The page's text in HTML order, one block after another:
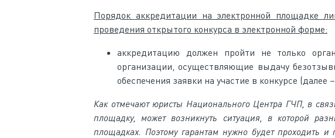
Порядок аккредитации на электронной площадке
проведения открытого конкурса в электронной форме:
аккредитацию должен пройти не только
организации, осуществляющие выдачу
обеспечения заявки на участие в конкурсе (далее
Как отмечают юристы Национального Центра ГЧП, в
площадку, может возникнуть ситуация, в которой
площадках. Поэтому гарантам нужно будет проходить